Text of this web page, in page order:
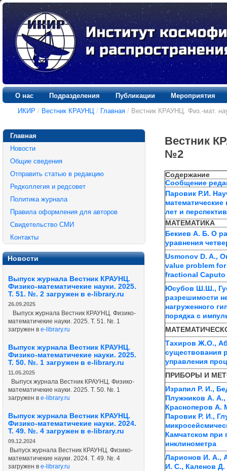
О нас Подразделения Публикации
Мероприятия
ИКИР / Вестник КРАУНЦ / Главная / Вестник КРАУНЦ. Физ.-мат.
Главная
Новости
Общие сведения
Отправить статью в редакцию
Редколлегия и редсовет
Политика журнала
Правила оформления для авторов
Свидетельство СМИ
Контакты
Новости
Выпуск журнала Вестник КРАУНЦ.
Физико-математичекие науки. 2025.
Т. 51. №. 2 загружен в e-library.ru
26.09.2025
Выпуск журнала Вестник КРАУНЦ. Физико-
математичекие науки. 2025. Т. 51. №. 1
загружен в e-library.ru
Выпуск журнала Вестник КРАУНЦ.
Физико-математичекие науки. 2025.
Т. 50. №. 1 загружен в e-library.ru
11.05.2025
Выпуск журнала Вестник КРАУНЦ. Физико-
математичекие науки. 2025. Т. 50. №. 1
загружен в e-library.ru
Выпуск журнала Вестник КРАУНЦ.
Физико-математичекие науки. 2024.
Т. 49. №. 4 загружен в e-library.ru
09.12.2024
Выпуск журнала Вестник КРАУНЦ. Физико-
математичекие науки. 2024. Т. 49. №. 4
загружен в e-library.ru
Вестник
№2
Содержание
Сообщение
Паровик Р.И.
математические
лет и
МАТЕМАТИКА
Бекиев А. Б. О
уравнения
Usmonov D. A.,
value problem
fractional
Юсубов Ш.Ш.,
разрешимости
нагруженного
порядка с
Тахиров Ж.О.,
существования
управления
ПРИБОРЫ И
Израпил Р. И.,
Плужников А.
Красноперов
Паровик Р. И.,
Камчатском при
инклинометра
Ларионов И. А.,
И. С., Каленов Д.